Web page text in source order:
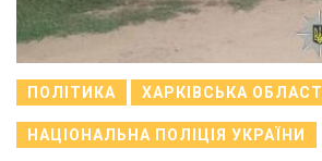
ПОЛІТИКА ХАРКІВСЬКА
НАЦІОНАЛЬНА ПОЛІЦІЯ УКРАЇНИ